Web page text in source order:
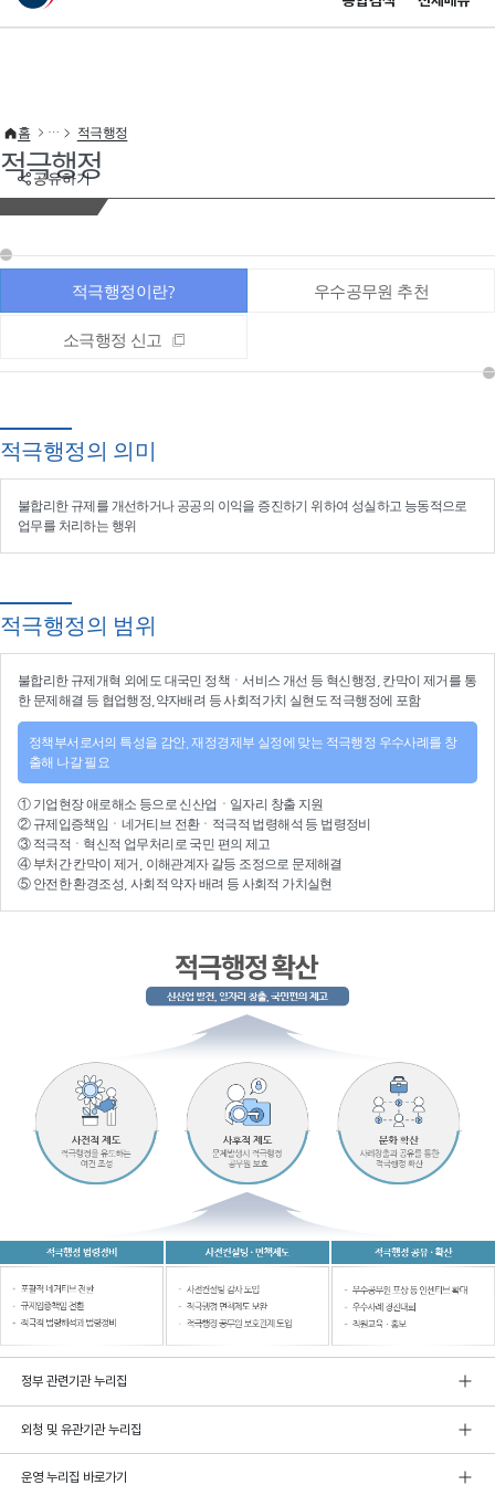
이 누리집은 대한민국 공식 전자정부 누리집입니다.
공유하기
홈 적극행정
적극행정
적극행정이란? 우수공무원 추천
소극행정 신고
적극행정의 의미
불합리한 규제를 개선하거나 공공의 이익을 증진하기 위하여 성실하고 능동적으로
업무를 처리하는 행위
적극행정의 범위
불합리한 규제개혁 외에도 대국민 정책ㆍ서비스 개선 등 혁신행정 , 칸막이 제거를 통
한 문제해결 등 협업행정 ,약자배려 등사회적가치 실현 도 적극행정에 포함
정책부서로서의 특성을 감안, 재정경제부 실정에 맞는 적극행정 우수사례를 창
출해 나갈 필요
① 기업현장 애로해소 등으로 신산업 ㆍ 일자리 창출 지원
② 규제입증책임 ㆍ 네거티브 전환ㆍ적극적 법령해석 등 법령정비
③ 적극적 ㆍ 혁신적 업무처리 로 국민 편의 제고
④ 부처간 칸막이 제거, 이해관계자 갈등 조정으로 문제해결
⑤ 안전한 환경조성, 사회적 약자 배려 등 사회적 가치실현
정부 관련기관 누리집
외청 및 유관기관 누리집
운영 누리집 바로가기